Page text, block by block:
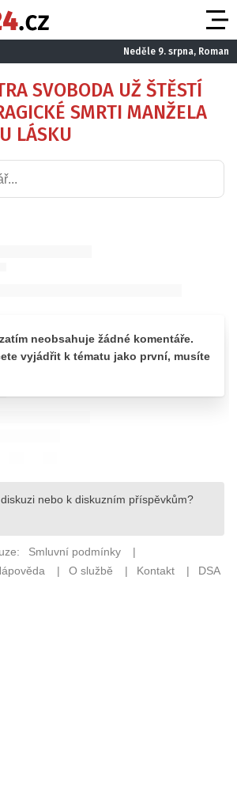
Neděle 9. srpna, Roman
SVOBODA UŽ ŠTĚSTÍ
SMRTI MANŽELA
LÁSKU